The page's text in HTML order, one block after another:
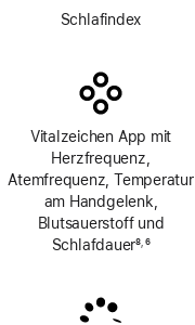
Fußnote
Schlafindex
Vitalzeichen App mit
Herzfrequenz,
Atemfrequenz, Temperatur
am Handgelenk,
Blutsauerstoff und
Schlafdauer8, 6